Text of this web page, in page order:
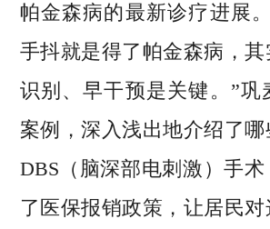
帕金森病的最新诊疗进展
手抖就是得了帕金森病，
识别、早干预是关键。”巩
案例，深入浅出地介绍了
DBS （脑深部电刺激）手
了医保报销政策，让居民